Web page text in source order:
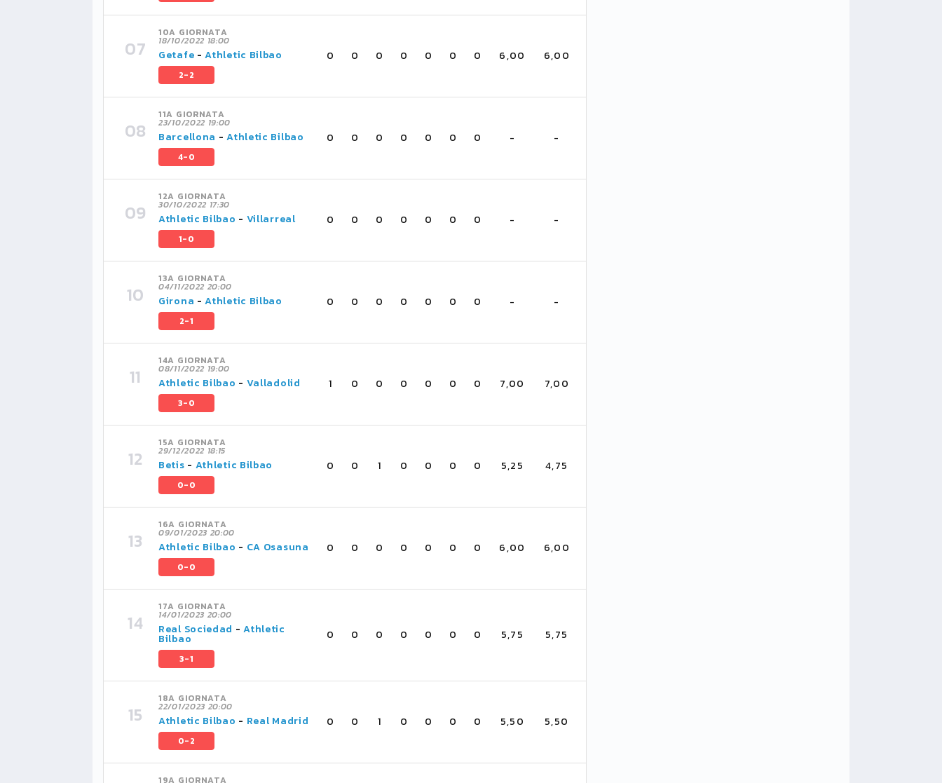
10A GIORNATA
18/10/2022 18:00
Getafe -Athletic Bilbao
2-2
0 0 0 0 0 0 0 6,00 6,00
11A GIORNATA
23/10/2022 19:00
Barcellona -Athletic Bilbao
4-0
0 0 0 0 0 0 0 - -
12A GIORNATA
30/10/2022 17:30
Athletic Bilbao - Villarreal
1-0
0 0 0 0 0 0 0 - -
13A GIORNATA
04/11/2022 20:00
Girona -Athletic Bilbao
2-1
0 0 0 0 0 0 0 - -
14A GIORNATA
08/11/2022 19:00
Athletic Bilbao - Valladolid
3-0
1 0 0 0 0 0 0 7,00 7,00
15A GIORNATA
29/12/2022 18:15
Betis - Athletic Bilbao
0-0
0 0 1 0 0 0 0 5,25 4,75
16A GIORNATA
09/01/2023 20:00
Athletic Bilbao - CA Osasuna
0-0
0 0 0 0 0 0 0 6,00 6,00
17A GIORNATA
14/01/2023 20:00
Real Sociedad -Athletic
Bilbao
3-1
0 0 0 0 0 0 0 5,75 5,75
18A GIORNATA
22/01/2023 20:00
Athletic Bilbao - Real Madrid
0-2
0 0 1 0 0 0 0 5,50 5,50
19A GIORNATA